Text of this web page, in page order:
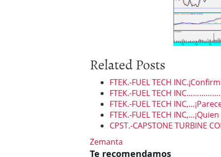
Related Posts
FTEK.-FUEL TECH
FTEK.-FUEL TECH
FTEK.-FUEL TECH
FTEK.-FUEL TECH
CPST.-CAPSTONE TURBINE
Zemanta